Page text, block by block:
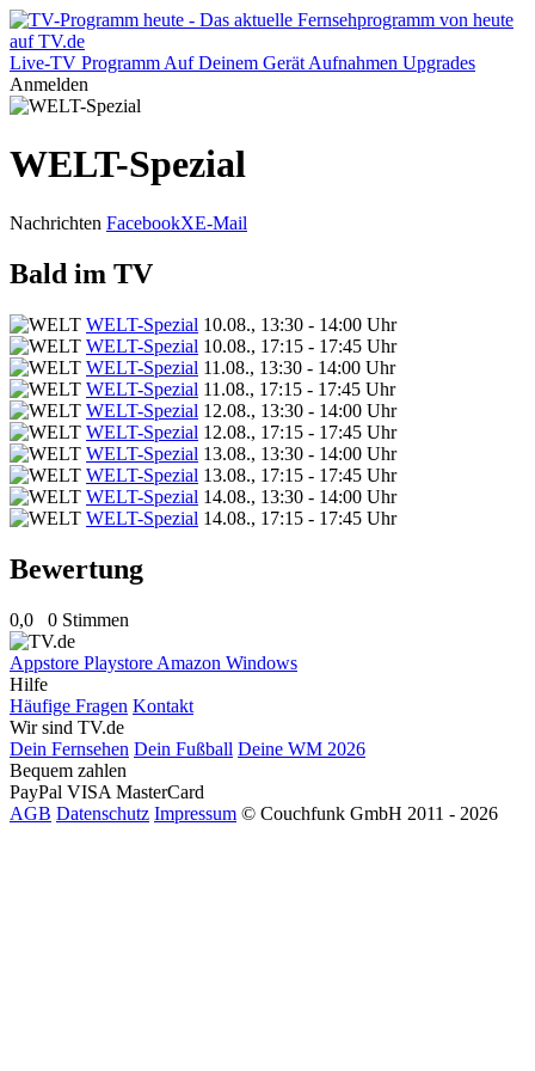
Live-TV Programm Auf Deinem Gerät Aufnahmen Upgrades
Anmelden
WELT-Spezial
Nachrichten FacebookXE-Mail
Bald im TV
WELT-Spezial 10.08., 13:30 - 14:00 Uhr
WELT-Spezial 10.08., 17:15 - 17:45 Uhr
WELT-Spezial 11.08., 13:30 - 14:00 Uhr
WELT-Spezial 11.08., 17:15 - 17:45 Uhr
WELT-Spezial 12.08., 13:30 - 14:00 Uhr
WELT-Spezial 12.08., 17:15 - 17:45 Uhr
WELT-Spezial 13.08., 13:30 - 14:00 Uhr
WELT-Spezial 13.08., 17:15 - 17:45 Uhr
WELT-Spezial 14.08., 13:30 - 14:00 Uhr
WELT-Spezial 14.08., 17:15 - 17:45 Uhr
Bewertung
0,0 0 Stimmen
Appstore Playstore Amazon Windows
Hilfe
Häufige Fragen Kontakt
Wir sind TV.de
Dein Fernsehen Dein Fußball Deine WM 2026
Bequem zahlen
PayPal VISA MasterCard
AGB Datenschutz Impressum © Couchfunk GmbH 2011 - 2026